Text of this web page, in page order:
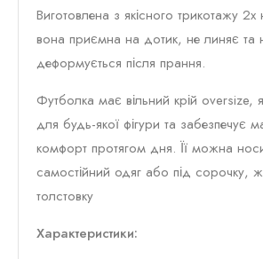
Виготовлена з якісного трикотажу 2х
вона приємна на дотик, не линяє та
деформується після прання.
Футболка має вільний крій oversize,
для будь-якої фігури та забезпечує
комфорт протягом дня. Її можна
самостійний одяг або під сорочку,
толстовку
Характеристики: